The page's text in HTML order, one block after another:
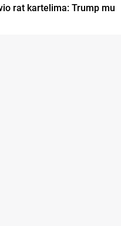
rat kartelima: Trump mu